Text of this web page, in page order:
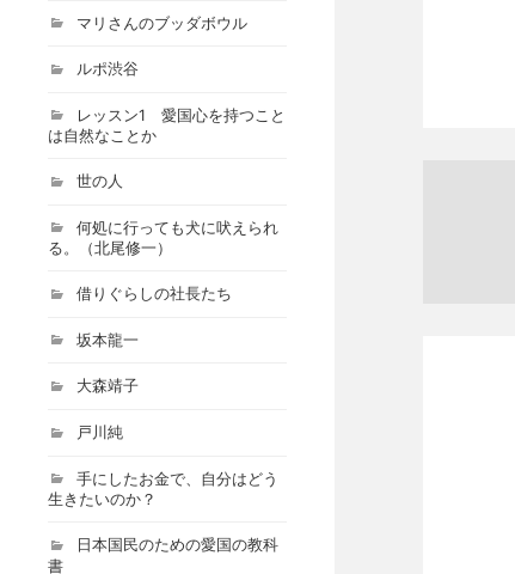
マリさんのブッダボウル
ルポ渋谷
レッスン1 愛国心を持つこと
は自然なことか
世の人
何処に行っても犬に吠えられ
る。（北尾修一）
借りぐらしの社長たち
坂本龍一
大森靖子
戸川純
手にしたお金で、自分はどう
生きたいのか？
日本国民のための愛国の教科
書